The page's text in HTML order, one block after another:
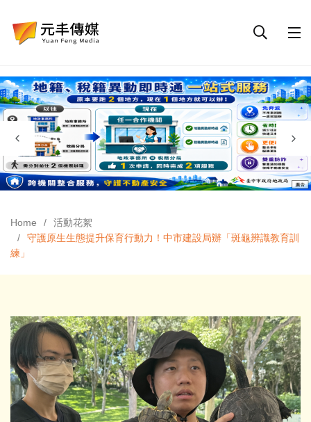
Home
活動花絮
守護原生生態提升保育行動力！中市建設局辦「斑龜辨識教育訓
練」